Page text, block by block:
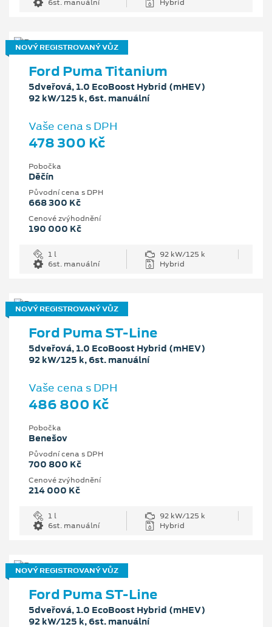
6st. manuální
Hybrid
NOVÝ REGISTROVANÝ VŮZ
Ford Puma Titanium
5dveřová, 1.0 EcoBoost Hybrid (mHEV)
92 kW/125 k, 6st. manuální
Vaše cena s DPH
478 300 Kč
Pobočka
Děčín
Původní cena s DPH
668 300 Kč
Cenové zvýhodnění
190 000 Kč
1 l
92 kW/125 k
6st. manuální
Hybrid
NOVÝ REGISTROVANÝ VŮZ
Ford Puma ST-Line
5dveřová, 1.0 EcoBoost Hybrid (mHEV)
92 kW/125 k, 6st. manuální
Vaše cena s DPH
486 800 Kč
Pobočka
Benešov
Původní cena s DPH
700 800 Kč
Cenové zvýhodnění
214 000 Kč
1 l
92 kW/125 k
6st. manuální
Hybrid
NOVÝ REGISTROVANÝ VŮZ
Ford Puma ST-Line
5dveřová, 1.0 EcoBoost Hybrid (mHEV)
92 kW/125 k, 6st. manuální